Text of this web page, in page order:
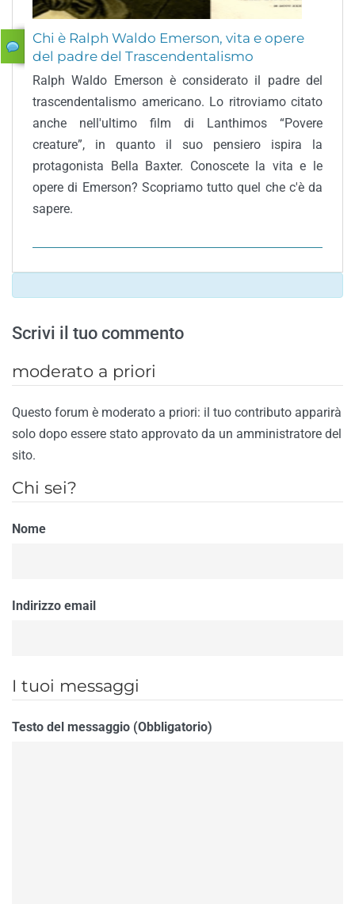
Chi è Ralph Waldo Emerson, vita e opere
del padre del Trascendentalismo
Ralph Waldo Emerson è considerato il padre del
trascendentalismo americano. Lo ritroviamo citato
anche nell'ultimo film di Lanthimos “Povere
creature”, in quanto il suo pensiero ispira la
protagonista Bella Baxter. Conoscete la vita e le
opere di Emerson? Scopriamo tutto quel che c'è da
sapere.
Scrivi il tuo commento
moderato a priori
Questo forum è moderato a priori: il tuo contributo apparirà
solo dopo essere stato approvato da un amministratore del
sito.
Chi sei?
Nome
Indirizzo email
I tuoi messaggi
Testo del messaggio (Obbligatorio)